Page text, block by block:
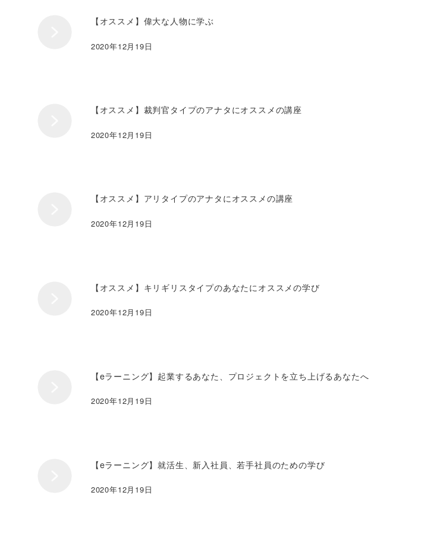
【オススメ】偉大な人物に学ぶ
2020年12月19日
【オススメ】裁判官タイプのアナタにオススメの講座
2020年12月19日
【オススメ】アリタイプのアナタにオススメの講座
2020年12月19日
【オススメ】キリギリスタイプのあなたにオススメの学び
2020年12月19日
【eラーニング】起業するあなた、プロジェクトを立ち上げるあなたへ
2020年12月19日
【eラーニング】就活生、新入社員、若手社員のための学び
2020年12月19日